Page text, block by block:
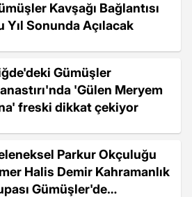
Kavşağı Bağlantısı
Yıl Sonunda Açılacak
Gümüşler
'Gülen Meryem
freski dikkat çekiyor
Parkur Okçuluğu
Halis Demir Kahramanlık
Gümüşler'de